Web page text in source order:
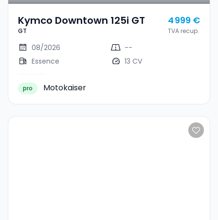
Kymco Downtown 125i GT
GT
4 999 €
TVA recup.
08/2026
--
Essence
13 CV
pro Motokaiser